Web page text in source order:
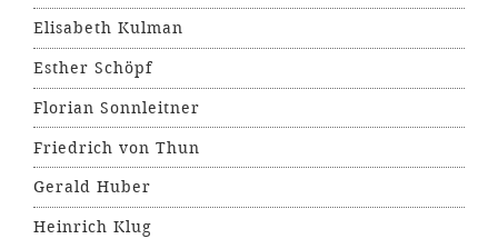
Elisabeth Kulman
Esther Schöpf
Florian Sonnleitner
Friedrich von Thun
Gerald Huber
Heinrich Klug